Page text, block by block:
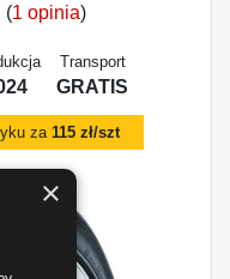
(1 opinia)
Transport
GRATIS
za 115 zł/szt
×